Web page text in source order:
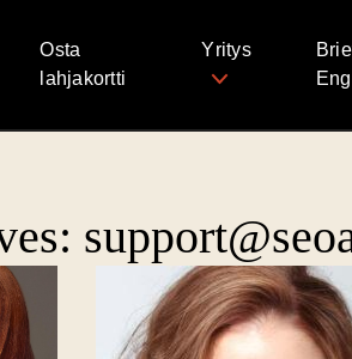
Osta
lahjakortti
Yritys